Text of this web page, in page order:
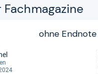
Fach­ma­ga­zine
ohne Endnote